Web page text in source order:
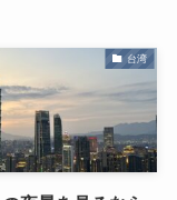
台湾